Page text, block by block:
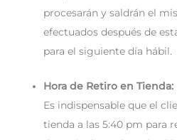
procesarán y saldrán el
efectuados después de
para el siguiente día hábil.
Hora de Retiro en Tienda:
Es indispensable que el
tienda a las 5:40 pm para